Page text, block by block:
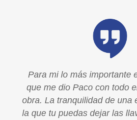
Para mi lo más importante
que me dio Paco con todo
obra. La tranquilidad de una
la que tu puedas dejar las